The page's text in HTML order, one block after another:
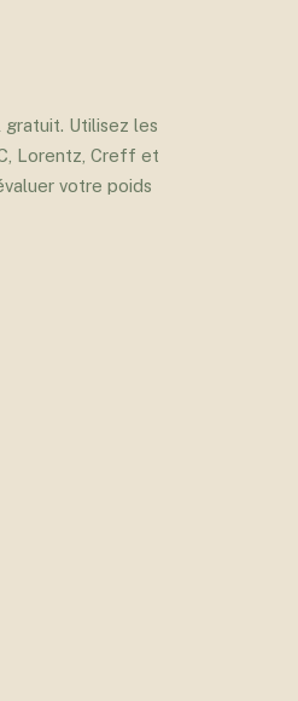
Utilisez les
Lorentz, Creff et
votre poids